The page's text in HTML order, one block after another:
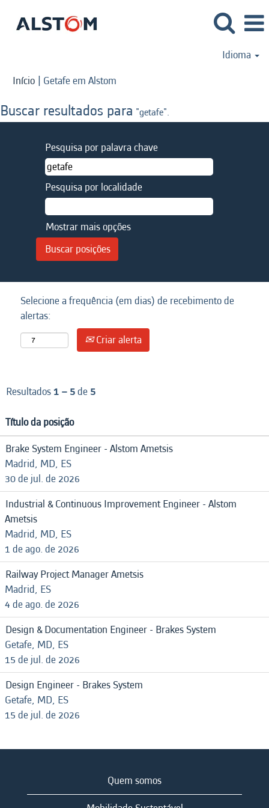
Idioma
Início | Getafe em Alstom
Buscar resultados para "getafe".
Pesquisa por palavra chave
Pesquisa por localidade
Mostrar mais opções
Selecione a frequência (em dias) de recebimento de
alertas:
Criar alerta
Resultados1 – 5de 5
Título da posição
Brake System Engineer - Alstom Ametsis
Madrid, MD, ES
30 de jul. de 2026
Industrial & Continuous Improvement Engineer - Alstom
Ametsis
Madrid, MD, ES
1 de ago. de 2026
Railway Project Manager Ametsis
Madrid, ES
4 de ago. de 2026
Design & Documentation Engineer - Brakes System
Getafe, MD, ES
15 de jul. de 2026
Design Engineer - Brakes System
Getafe, MD, ES
15 de jul. de 2026
Quem somos